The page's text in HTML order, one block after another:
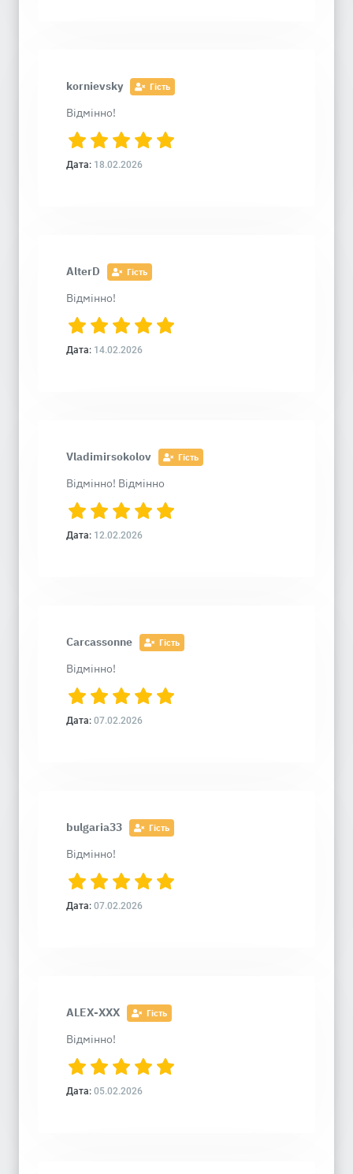
kornievsky Гість
Відмінно!
Дата: 18.02.2026
AlterD Гість
Відмінно!
Дата: 14.02.2026
Vladimirsokolov Гість
Відмінно! Вiдмiнно
Дата: 12.02.2026
Carcassonne Гість
Відмінно!
Дата: 07.02.2026
bulgaria33 Гість
Відмінно!
Дата: 07.02.2026
ALEX-XXX Гість
Відмінно!
Дата: 05.02.2026